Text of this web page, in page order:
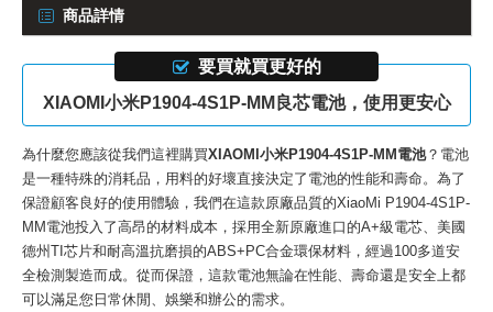
商品詳情
要買就買更好的
XIAOMI小米P1904-4S1P-MM良芯電池，使用更安心
為什麼您應該從我們這裡購買XIAOMI小米P1904-4S1P-MM電池？電池
是一種特殊的消耗品，用料的好壞直接決定了電池的性能和壽命。為了
保證顧客良好的使用體驗，我們在這款 原廠品質的XiaoMi P1904-4S1P-
MM電池投入了高昂的材料成本，採用全新原廠進口的A+級電芯、美國
德州TI芯片和耐高溫抗磨損的ABS+PC合金環保材料，經過100多道安
全檢測製造而成。從而保證，這款電池無論在性能、壽命還是安全上都
可以滿足您日常休閒、娛樂和辦公的需求。